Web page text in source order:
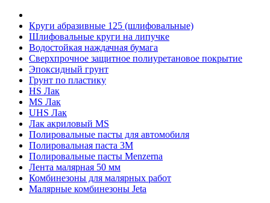
Круги абразивные 125 (шлифовальные)
Шлифовальные круги на липучке
Водостойкая наждачная бумага
Сверхпрочное защитное полиуретановое покрытие
Эпоксидный грунт
Грунт по пластику
HS Лак
MS Лак
UHS Лак
Лак акриловый MS
Полировальные пасты для автомобиля
Полировальная паста 3М
Полировальные пасты Menzerna
Лента малярная 50 мм
Комбинезоны для малярных работ
Малярные комбинезоны Jeta